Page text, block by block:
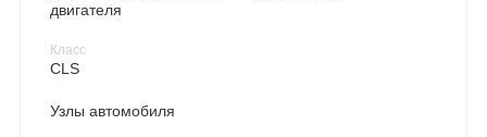
двигателя
Класс
CLS
Узлы автомобиля